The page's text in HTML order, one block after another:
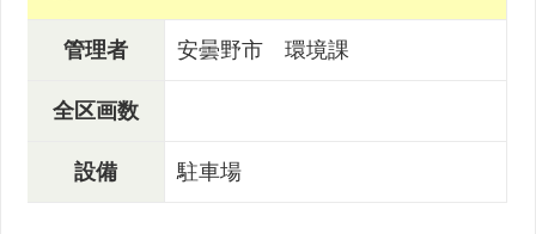
管理者 安曇野市 環境課
全区画数
設備 駐車場